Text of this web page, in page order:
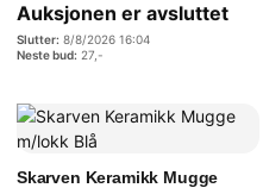
Auksjonen er avsluttet
8/8/2026 16:04
27 ,-
Skarven Keramikk Mugge